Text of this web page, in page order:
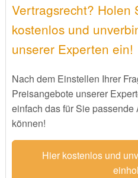
Vertragsrecht? Holen
kostenlos und
unserer Experten ein!
Nach dem Einstellen Ihrer
Preisangebote unserer
einfach das für Sie
können!
Hier kostenlos und